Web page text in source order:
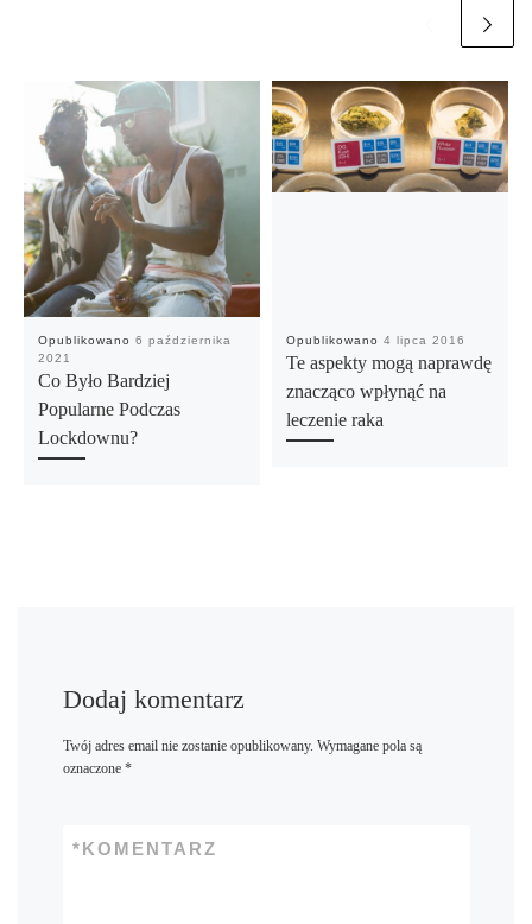
Opublikowano 6 października
2021
Co Było Bardziej
Popularne Podczas
Lockdownu?
Opublikowano 4 lipca 2016
Te aspekty mogą naprawdę
znacząco wpłynąć na
leczenie raka
Dodaj komentarz
Twój adres email nie zostanie opublikowany. Wymagane pola są
oznaczone *
KOMENTARZ
*